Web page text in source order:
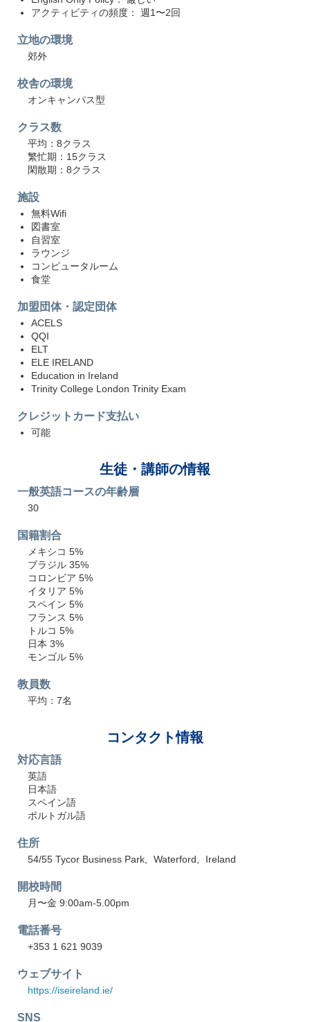
アクティビティの頻度： 週1〜2回
立地の環境
郊外
校舎の環境
オンキャンパス型
クラス数
平均：8クラス
繁忙期：15クラス
閑散期：8クラス
施設
無料Wifi
図書室
自習室
ラウンジ
コンピュータルーム
食堂
加盟団体・認定団体
ACELS
QQI
ELT
ELE IRELAND
Education in Ireland
Trinity College London Trinity Exam
クレジットカード支払い
可能
生徒・講師の情報
一般英語コースの年齢層
30
国籍割合
メキシコ 5%
ブラジル 35%
コロンビア 5%
イタリア 5%
スペイン 5%
フランス 5%
トルコ 5%
日本 3%
モンゴル 5%
教員数
平均：7名
コンタクト情報
対応言語
英語
日本語
スペイン語
ポルトガル語
住所
54/55 Tycor Business Park Waterford Ireland
開校時間
月〜金 9:00am-5.00pm
電話番号
+353 1 621 9039
ウェブサイト
https://iseireland.ie/
SNS